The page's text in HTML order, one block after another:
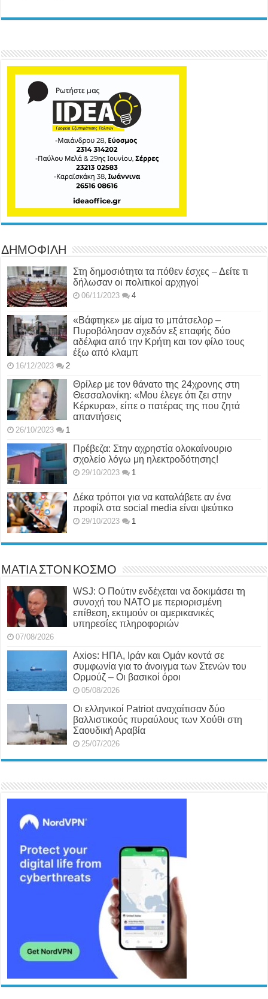
ΔΗΜΟΦΙΛΗ
Στη δημοσιότητα τα πόθεν έσχες – Δείτε τι
δήλωσαν οι πολιτικοί αρχηγοί
06/11/2023 4
«Βάφτηκε» με αίμα το μπάτσελορ –
Πυροβόλησαν σχεδόν εξ επαφής δύο
αδέλφια από την Κρήτη και τον φίλο τους
έξω από κλαμπ
16/12/2023 2
Θρίλερ με τον θάνατο της 24χρονης στη
Θεσσαλονίκη: «Μου έλεγε ότι ζει στην
Κέρκυρα», είπε ο πατέρας της που ζητά
απαντήσεις
26/10/2023 1
Πρέβεζα: Στην αχρηστία ολοκαίνουριο
σχολείο λόγω μη ηλεκτροδότησης!
29/10/2023 1
Δέκα τρόποι για να καταλάβετε αν ένα
προφίλ στα social media είναι ψεύτικο
29/10/2023 1
ΜΑΤΙΑ ΣΤΟΝ ΚΟΣΜΟ
WSJ: Ο Πούτιν ενδέχεται να δοκιμάσει τη
συνοχή του ΝΑΤΟ με περιορισμένη
επίθεση, εκτιμούν οι αμερικανικές
υπηρεσίες πληροφοριών
07/08/2026
Axios: ΗΠΑ, Ιράν και Ομάν κοντά σε
συμφωνία για το άνοιγμα των Στενών του
Ορμούζ – Οι βασικοί όροι
05/08/2026
Οι ελληνικοί Patriot αναχαίτισαν δύο
βαλλιστικούς πυραύλους των Χούθι στη
Σαουδική Αραβία
25/07/2026